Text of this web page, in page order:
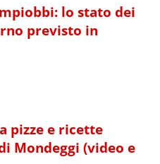
lo stato dei
previsto in
pizze e ricette
Mondeggi (video e